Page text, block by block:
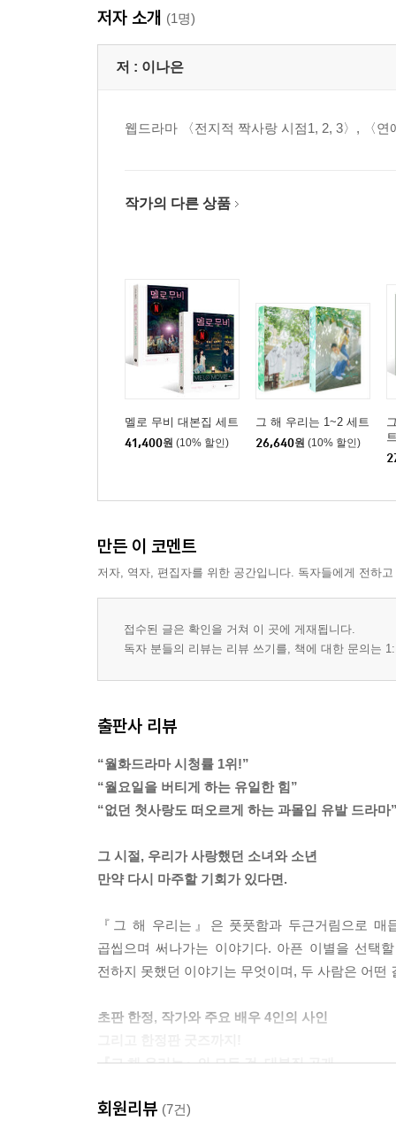
저자 소개 (1명)
저 : 이나은
웹드라마 〈전지적 짝사랑 시점1, 2, 3〉, 〈
작가의 다른 상품
멜로 무비 대본집 세트
41,400원 (10% 할인)
그 해 우리는 1~2 세트
26,640원 (10% 할인)
만든 이 코멘트
저자, 역자, 편집자를 위한 공간입니다. 독자들에게 전하
접수된 글은 확인을 거쳐 이 곳에 게재됩니다.
독자 분들의 리뷰는 리뷰 쓰기를, 책에 대한 문의는
출판사 리뷰
“월화드라마 시청률 1위!”
“월요일을 버티게 하는 유일한 힘”
“없던 첫사랑도 떠오르게 하는 과몰입 유발 드라마
그 시절, 우리가 사랑했던 소녀와 소년
만약 다시 마주할 기회가 있다면.
『그 해 우리는』은 풋풋함과 두근거림으로
곱씹으며 써나가는 이야기다. 아픈 이별을 선택
전하지 못했던 이야기는 무엇이며, 두 사람은 어떤
초판 한정, 작가와 주요 배우 4인의 사인
『그 해 우리는』의 모든 것, 대본집 공개
『그 해 우리는』 대본집은 주요 배우 4인의 사인
회원리뷰 (7건)